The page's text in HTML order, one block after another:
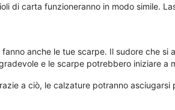
di carta funzioneranno in modo simile.
anche le tue scarpe. Il sudore che si
e le scarpe potrebbero iniziare a
a ciò, le calzature potranno